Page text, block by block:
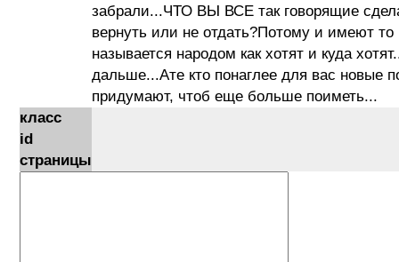
забрали...ЧТО ВЫ ВСЕ так говорящие
вернуть или не отдать?Потому и имеют то
называется народом как хотят и куда
дальше...Ате кто понаглее для вас новые
придумают, чтоб еще больше поиметь...
класс
id
страницы